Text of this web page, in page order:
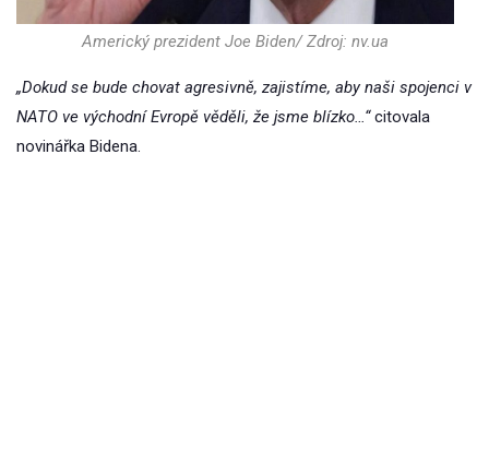
Americký prezident Joe Biden/ Zdroj: nv.ua
„Dokud se bude chovat agresivně, zajistíme, aby naši spojenci v
NATO ve východní Evropě věděli, že jsme blízko…“citovala
novinářka Bidena.